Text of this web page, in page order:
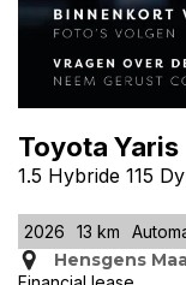
Toyota Yaris
1.5 Hybride 115
2026 13 km
Hensgens